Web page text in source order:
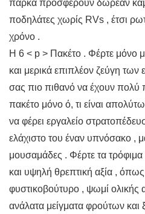
πάρκα προσφέρουν δωρεάν
ποδηλάτες χωρίς RVs , έτσι
χρόνο .
Η 6 < p > Πακέτο . Φέρτε μόνο
και μερικά επιπλέον ζεύγη
σας πιο πιθανό να έχουν πολύ
πακέτο μόνο ό, τι είναι
να φέρει εργαλείο
ελάχιστο του έναν υπνόσακο ,
μουσαμάδες . Φέρτε τα
και υψηλή θρεπτική αξία ,
φυστικοβούτυρο , ψωμί ολικής
ανάλατα μείγματα φρούτων